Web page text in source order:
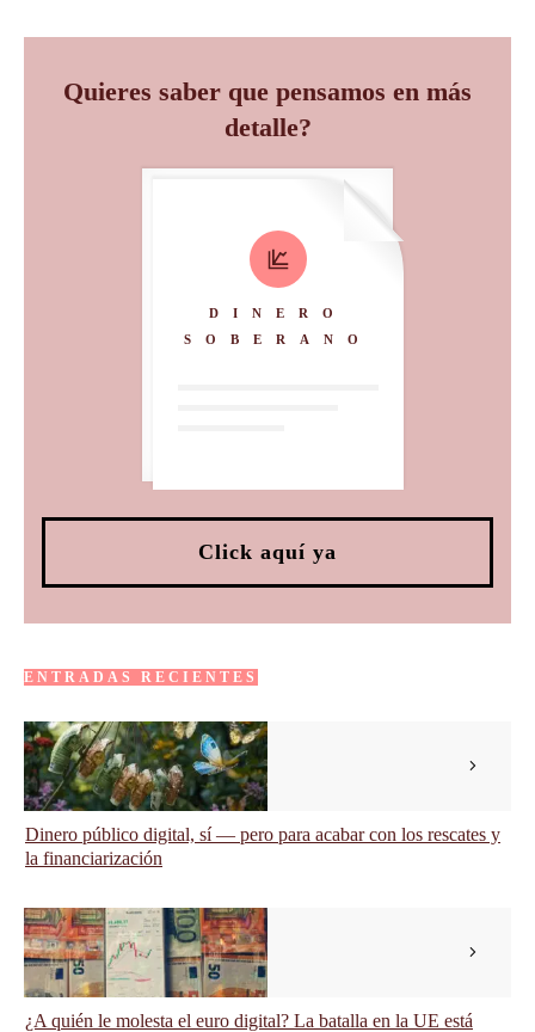
Quieres saber que pensamos en más
detalle?
DINERO
SOBERANO
Click aquí ya
ENTRADAS RECIENTES
Dinero público digital, sí — pero para acabar con los rescates y
la financiarización
¿A quién le molesta el euro digital? La batalla en la UE está